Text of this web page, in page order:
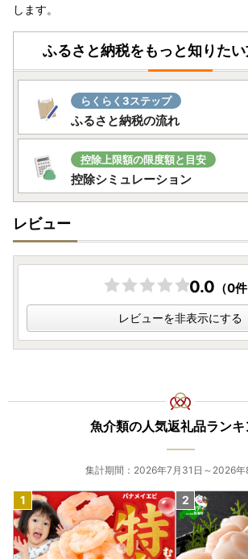
します。
ふるさと納税をもっと知りた
らくらく3ステップ
ふるさと納税の流れ
控除上限額の限度額と目安
控除シミュレーション
レビュー
0.0 （0件
レビューを非表示にする
魚介類の人気返礼品ランキ
集計期間：2026年7月31日～2026年